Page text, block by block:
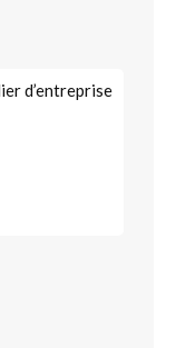
d’entreprise